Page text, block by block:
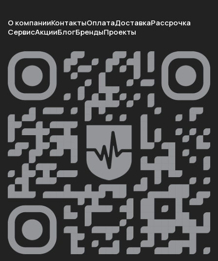
О компанииКонтактыОплатаДоставкаРассрочка
СервисАкцииБлогБрендыПроекты